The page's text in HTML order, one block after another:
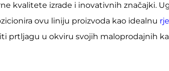
kvalitete izrade i inovativnih značajki.
ovu liniju proizvoda kao idealnu
prtljagu u okviru svojih maloprodajnih